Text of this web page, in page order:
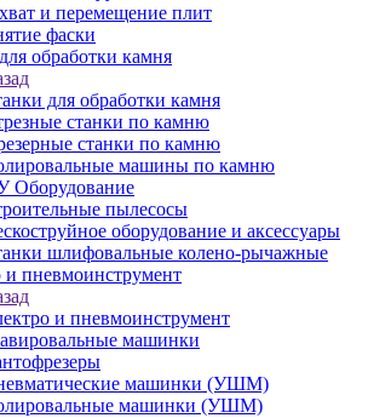
и перемещение плит
фаски
обработки камня
для обработки камня
станки по камню
станки по камню
машины по камню
Оборудование
пылесосы
оборудование и аксессуары
шлифовальные колено-рычажные
и пневмоинструмент
и пневмоинструмент
машинки
машинки (УШМ)
машинки (УШМ)